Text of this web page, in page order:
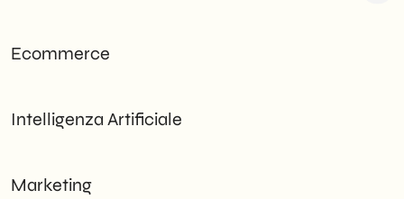
Ecommerce
Intelligenza Artificiale
Marketing